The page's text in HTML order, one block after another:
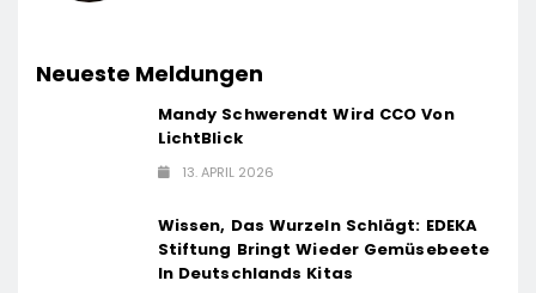
Neueste Meldungen
Mandy Schwerendt Wird CCO Von
LichtBlick
13. APRIL 2026
Wissen, Das Wurzeln Schlägt: EDEKA
Stiftung Bringt Wieder Gemüsebeete
In Deutschlands Kitas